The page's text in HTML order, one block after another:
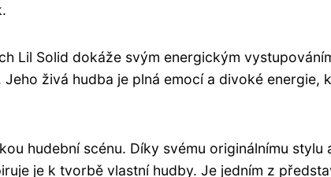
Lil Solid dokáže svým energickým
živá hudba je plná emocí a divoké energie,
hudební scénu. Díky svému originálnímu
je k tvorbě vlastní hudby. Je jedním z